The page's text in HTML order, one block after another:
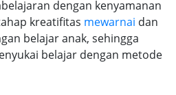
dengan kenyamanan
kreatifitas mewarnai dan
belajar anak, sehingga
belajar dengan metode